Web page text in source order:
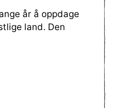
år å oppdage
land. Den